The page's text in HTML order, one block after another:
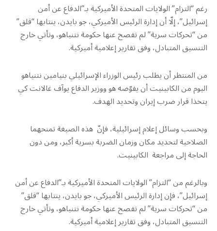
رغم “التزام” الولايات المتحدة الأميركية بـ”الدفاع عن أمن
إسرائيل”، إلّا أن إدارة الرئيس الأميركي، جو بايدن، ينتابها “قلق”
من “تحركات سرية” لم تفصح عنها حكومة نتنياهو، وتأتي خارج
التنسيق المتبادل، وفق تقارير إعلامية أميركية.
من المنتظر أن يطلب رئيس الوزراء الإسرائيلي بنيامين نتنياهو
اليوم من الكابينيت أن يفوّضه هو ووزير الدفاع يوآف غالانت كي
يتخذا قرار ضرب إيران وتحديد الهدف.
وبحسب وسائل إعلام إسرائيلية، فإنّ هذه الصيغة تمنحهما
الصلاحية لتحديد مكان وزمان الضربة بسرية أكبر، ومن دون
الحاجة إلى مراجعة الكابينيت.
وبالرغم من “التزام” الولايات المتحدة الأميركية بـ”الدفاع عن أمن
إسرائيل”، فإن إدارة الرئيس الأميركي، جو بايدن، ينتابها “قلق”
من “تحركات سرية” لم تفصح عنها حكومة نتنياهو، وتأتي خارج
التنسيق المتبادل، وفق تقارير إعلامية أميركية.